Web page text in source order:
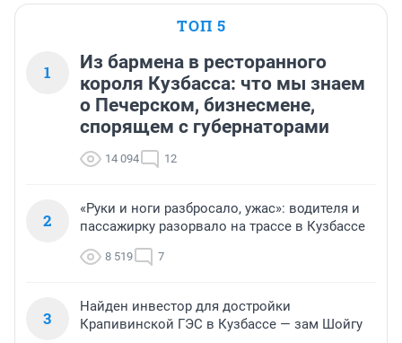
ТОП 5
1
Из бармена в ресторанного
короля Кузбасса: что мы знаем
о Печерском, бизнесмене,
спорящем с губернаторами
14 094 12
2
«Руки и ноги разбросало, ужас»: водителя и
пассажирку разорвало на трассе в Кузбассе
8 519 7
3
Найден инвестор для достройки
Крапивинской ГЭС в Кузбассе — зам Шойгу